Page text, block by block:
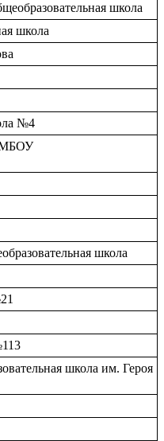
школа
школа
№4
МБОУ
школа
школа им. Героя